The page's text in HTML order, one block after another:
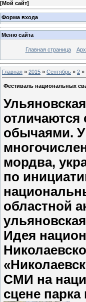
[Мой сайт]
Форма входа
Меню сайта
Главная страница
Главная » 2015 » Сентябрь » 2 »
Фестиваль национальных
обычаями.
мордва,
по
областной
Идея
СМИ на
сцене